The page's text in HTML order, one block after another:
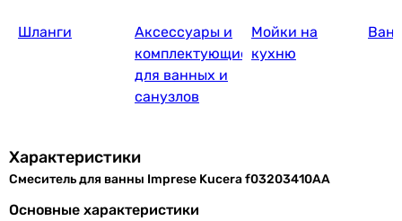
Шланги
Аксессуары и
комплектующие
для ванных и
санузлов
Мойки на
кухню
Характеристики
Смеситель для ванны Imprese Kucera f03203410AA
Основные характеристики